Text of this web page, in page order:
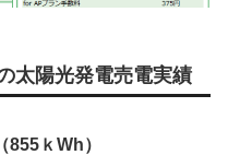
太陽光発電売電実績
ｋWh）